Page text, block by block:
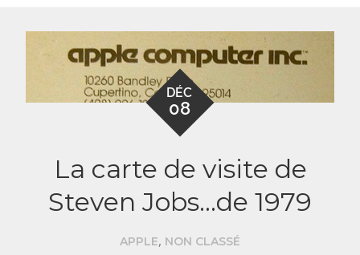
DÉC
08
La carte de visite de
Steven Jobs…de 1979
APPLE, NON CLASSÉ